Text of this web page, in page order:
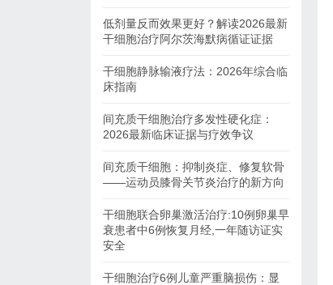
低剂量反而效果更好？解读2026最新
干细胞治疗阿尔茨海默病循证证据
干细胞静脉输液疗法：2026年综合临
床指南
间充质干细胞治疗多发性硬化症：
2026最新临床证据与疗效争议
间充质干细胞：抑制炎症、修复软骨
——运动员膝骨关节炎治疗的新方向
干细胞联合卵巢激活治疗:10例卵巢早
衰患者中6例恢复月经,一年随访证实
安全
干细胞治疗6例儿童严重脑损伤：显